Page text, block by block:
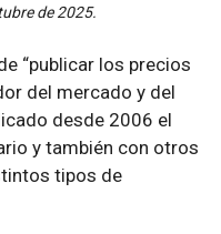
de 2025.
“publicar los precios
del mercado y del
desde 2006 el
y también con otros
tipos de